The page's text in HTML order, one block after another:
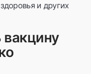
и других